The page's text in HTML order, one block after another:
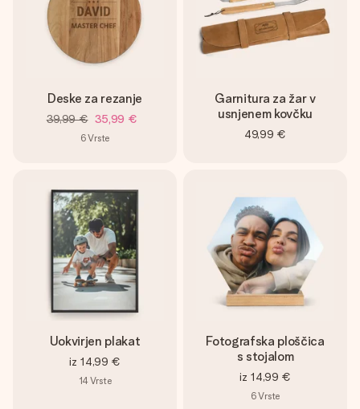
Deske za rezanje
39,99 € 35,99 €
6Vrste
Garnitura za žar v
usnjenem kovčku
49,99 €
Uokvirjen plakat
iz 14,99 €
14Vrste
Fotografska ploščica
s stojalom
iz 14,99 €
6Vrste